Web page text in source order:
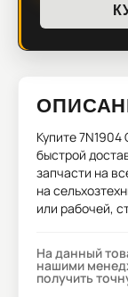
Купите
быстрой
запчасти на
на
или рабочей,
На данный
нашими
получить